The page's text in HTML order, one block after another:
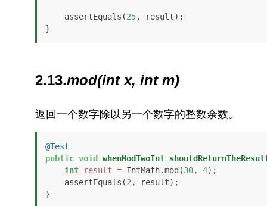
    assertEquals(
25, result);
}
2.13.mod(int x, int m)
返回一个数字除以另一个数字的整数余数。
@Test
public void
int
result = IntMath.mod(30, 4);
    assertEquals(
2 , result);
}